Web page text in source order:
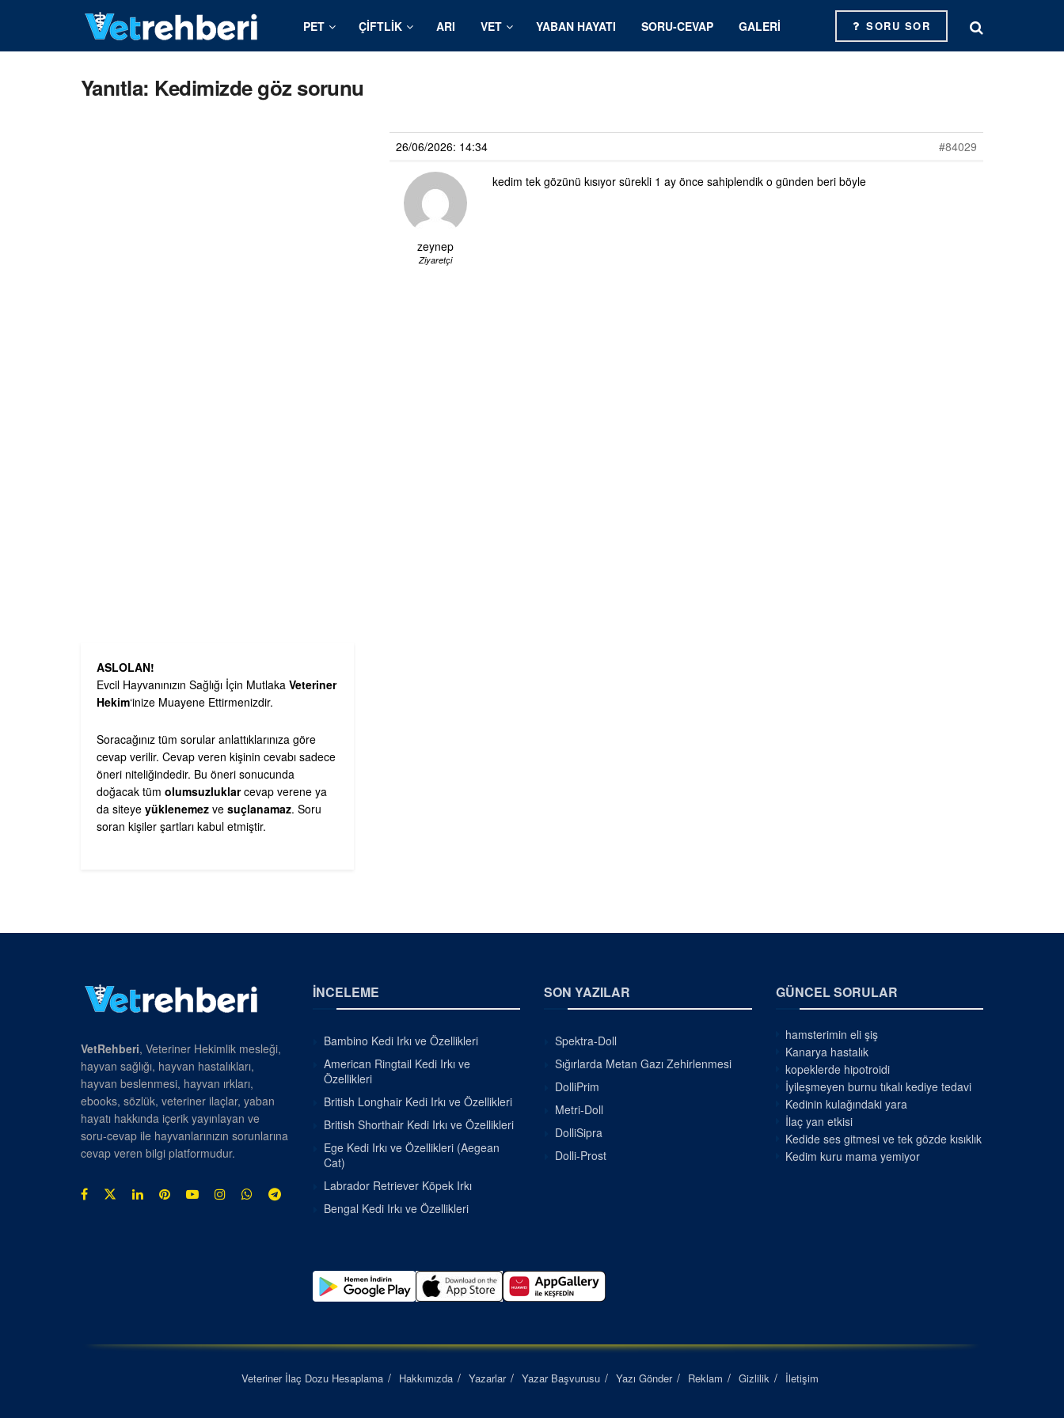
PET ÇIFTLIK ARI VET YABAN HAYATI SORU-CEVAP GALERI SORU SOR
Yanıtla: Kedimizde göz sorunu
26/06/2026: 14:34 #84029
zeynep
Ziyaretçi
kedim tek gözünü kısıyor sürekli 1 ay önce sahiplendik o günden beri böyle
ASLOLAN!
Evcil Hayvanınızın Sağlığı İçin Mutlaka Veteriner
Hekim‘inize Muayene Ettirmenizdir.
Soracağınız tüm sorular anlattıklarınıza göre
cevap verilir. Cevap veren kişinin cevabı sadece
öneri niteliğindedir. Bu öneri sonucunda
doğacak tüm olumsuzluklarcevap verene ya
da siteye yüklenemez ve suçlanamaz. Soru
soran kişiler şartları kabul etmiştir.
VetRehberi, Veteriner Hekimlik mesleği,
hayvan sağlığı, hayvan hastalıkları,
hayvan beslenmesi, hayvan ırkları,
ebooks, sözlük, veteriner ilaçlar, yaban
hayatı hakkında içerik yayınlayan ve
soru-cevap ile hayvanlarınızın sorunlarına
cevap veren bilgi platformudur.
İNCELEME
Bambino Kedi Irkı ve Özellikleri
American Ringtail Kedi Irkı ve
Özellikleri
British Longhair Kedi Irkı ve Özellikleri
British Shorthair Kedi Irkı ve Özellikleri
Ege Kedi Irkı ve Özellikleri (Aegean
Cat)
Labrador Retriever Köpek Irkı
Bengal Kedi Irkı ve Özellikleri
SON YAZILAR
Spektra-Doll
Sığırlarda Metan Gazı Zehirlenmesi
DolliPrim
Metri-Doll
DolliSipra
Dolli-Prost
GÜNCEL SORULAR
hamsterimin eli şiş
Kanarya hastalık
kopeklerde hipotroidi
İyileşmeyen burnu tıkalı kediye tedavi
Kedinin kulağındaki yara
İlaç yan etkisi
Kedide ses gitmesi ve tek gözde kısıklık
Kedim kuru mama yemiyor
Veteriner İlaç Dozu Hesaplama Hakkımızda Yazarlar Yazar Başvurusu Yazı Gönder Reklam Gizlilik İletişim